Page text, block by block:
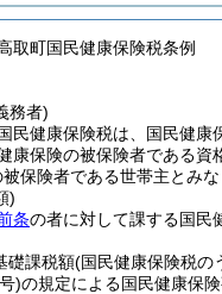
取町国民健康保険税条例
務者)
民健康保険税は、国民健康
康保険の被保険者である
保険者である世帯主とみ
)
条の者に対して課する国民
礎課税額(国民健康保険税の
)の規定による国民健康保